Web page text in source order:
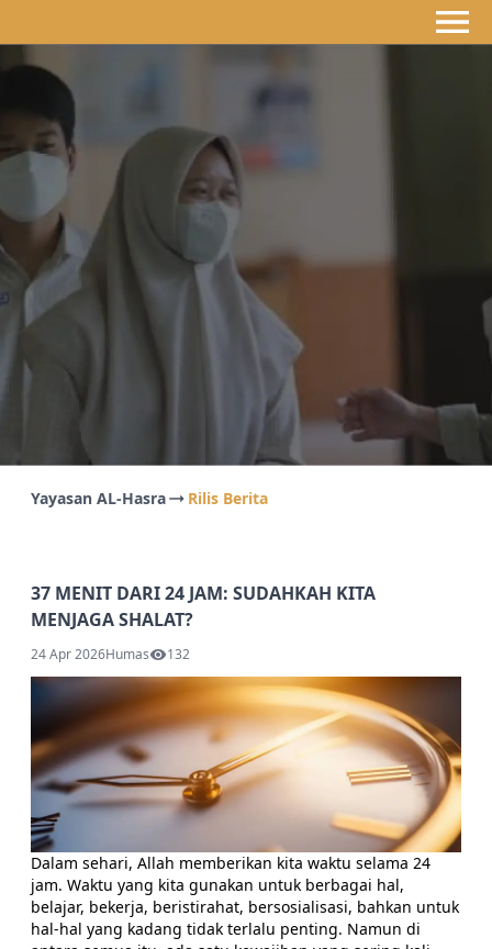
Yayasan AL-Hasra Rilis Berita
37 MENIT DARI 24 JAM: SUDAHKAH KITA
MENJAGA SHALAT?
24 Apr 2026Humas 132
Dalam sehari, Allah memberikan kita waktu selama 24
jam. Waktu yang kita gunakan untuk berbagai hal,
belajar, bekerja, beristirahat, bersosialisasi, bahkan untuk
hal-hal yang kadang tidak terlalu penting. Namun di